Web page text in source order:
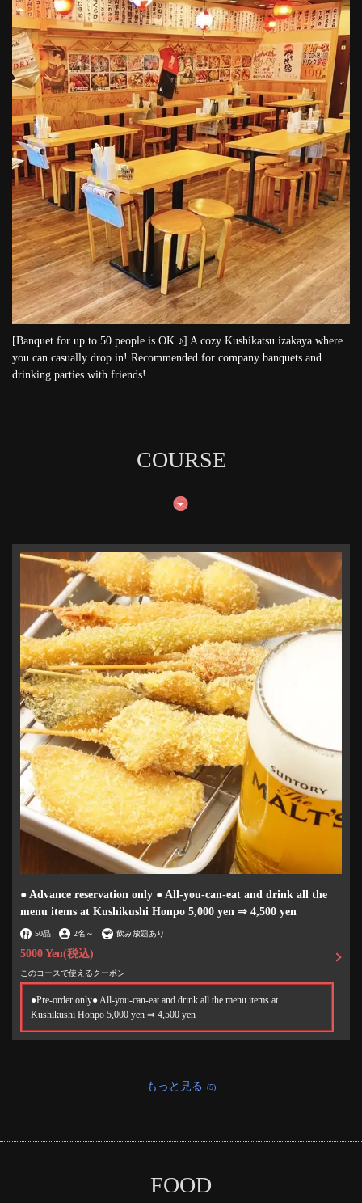
[Banquet for up to 50 people is OK ♪] A cozy Kushikatsu izakaya where
you can casually drop in! Recommended for company banquets and
drinking parties with friends!
COURSE
● Advance reservation only ● All-you-can-eat and drink all the
menu items at Kushikushi Honpo 5,000 yen ⇒ 4,500 yen
50品 2名 ～ 飲み放題あり
5000 Yen(税込)
このコースで使えるクーポン
●Pre-order only● All-you-can-eat and drink all the menu items at
Kushikushi Honpo 5,000 yen ⇒ 4,500 yen
もっと見る (5)
FOOD